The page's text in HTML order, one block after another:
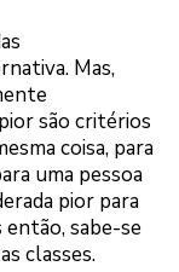
Mas,
são critérios
coisa, para
uma pessoa
pior para
sabe-se
classes.